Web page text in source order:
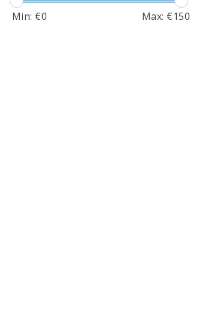
Min: €0 Max: €150